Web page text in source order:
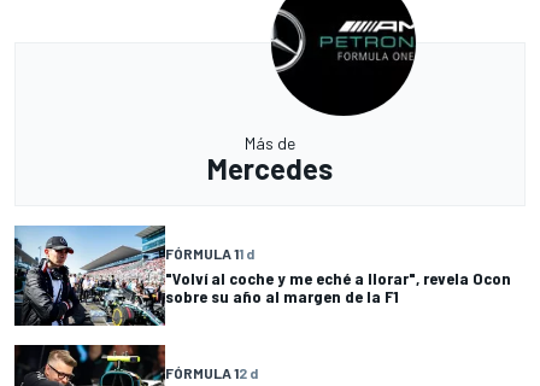
Más de
Mercedes
FÓRMULA 11 d
"Volví al coche y me eché a llorar", revela Ocon
sobre su año al margen de la F1
FÓRMULA 12 d